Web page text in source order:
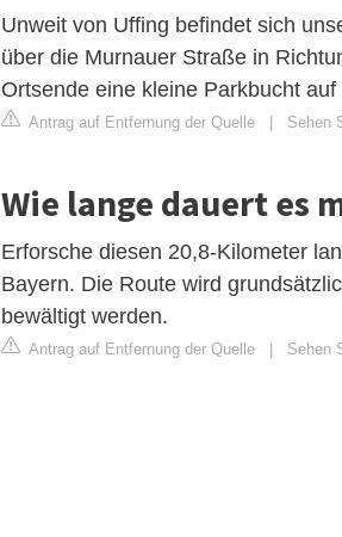
Unweit von Uffing befindet sich
über die Murnauer Straße in
Ortsende eine kleine Parkbucht
Antrag auf Entfernung der Quelle Sehen
Wie lange dauert es
Erforsche diesen 20,8-Kilometer
Bayern. Die Route wird
bewältigt werden.
Antrag auf Entfernung der Quelle Sehen